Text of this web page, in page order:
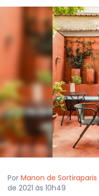
Por Manon de Sortiraparis
de 2021 às 10h49